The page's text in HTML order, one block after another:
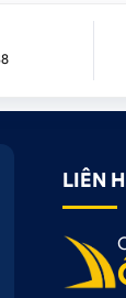
LIÊN